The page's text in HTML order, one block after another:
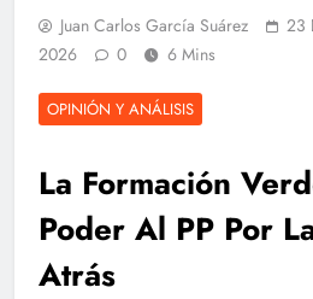
Juan Carlos García Suárez
23
2026
0 6 Mins
OPINIÓN Y ANÁLISIS
La Formación
Poder Al PP Por
Atrás